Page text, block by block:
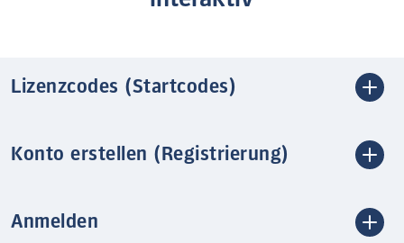
Lizenzcodes (Startcodes)
Konto erstellen (Registrierung)
Anmelden